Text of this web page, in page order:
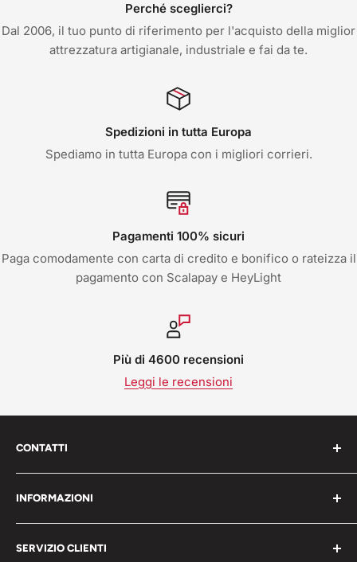
Perché sceglierci?
Dal 2006, il tuo punto di riferimento per l'acquisto della miglior
attrezzatura artigianale, industriale e fai da te.
Spedizioni in tutta Europa
Spediamo in tutta Europa con i migliori corrieri.
Pagamenti 100% sicuri
Paga comodamente con carta di credito e bonifico o rateizza il
pagamento con Scalapay e HeyLight
Più di 4600 recensioni
Leggi le recensioni
CONTATTI
Work Shop s.r.l. via varese 160 - 22076 Mozzate (CO)
Italia
INFORMAZIONI
Blog
SERVIZIO CLIENTI